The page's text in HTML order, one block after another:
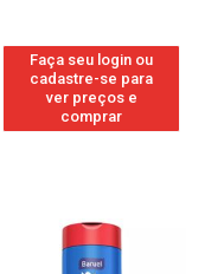
Faça seu login ou
cadastre-se para
ver preços e
comprar